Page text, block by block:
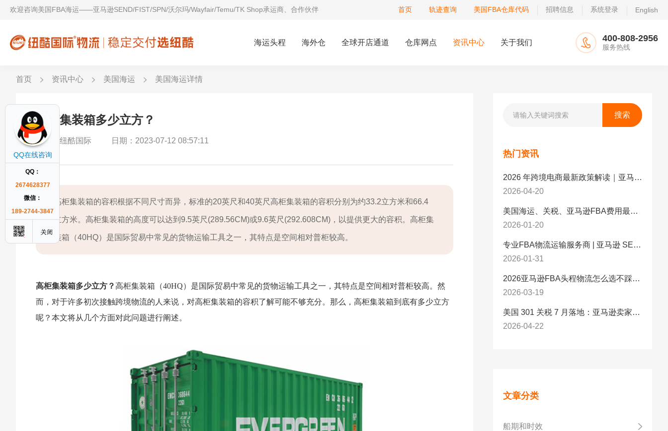
欢迎咨询美国FBA海运——亚马逊SEND/FIST/SPN/沃尔玛/Wayfair/Temu/TK Shop承运商、合作伙伴 首页 轨迹查询 美国FBA仓库代码 招聘信息 系统登录 English
海运头程 海外仓 全球开店通道 仓库网点 资讯中心 关于我们 400-808-2956
服务热线
首页 资讯中心 美国海运 美国海运详情
高柜集装箱多少立方？
作者：纽酷国际 日期：2023-07-12 08:57:11
高柜集装箱的容积根据不同尺寸而异，标准的20英尺和40英尺高柜集装箱的容积分别为约33.2立方米和66.4
立方米。高柜集装箱的高度可以达到9.5英尺(289.56CM)或9.6英尺(292.608CM)，以提供更大的容积。高柜集
装箱（40HQ）是国际贸易中常见的货物运输工具之一，其特点是空间相对普柜较高。
高柜集装箱多少立方 ？高柜集装箱（40HQ）是国际贸易中常见的货物运输工具之一，其特点是空间相对普柜较高。然
而，对于许多初次接触跨境物流的人来说，对高柜集装箱的容积了解可能不够充分。那么，高柜集装箱到底有多少立方
呢？本文将从几个方面对此问题进行阐述。
热门资讯
2026 年跨境电商最新政策解读｜亚马逊卖家必看：合规、成本与物流新机遇
2026-04-20
美国海运、关税、亚马逊FBA费用最新政策解读与应对策略（2026版）
2026-01-20
专业FBA物流运输服务商 | 亚马逊 SEND 官方合作伙伴纽酷国际物流
2026-01-31
2026亚马逊FBA头程物流怎么选不踩坑？SEND/FIST/SPN官方认证物流商，只有这家敢承诺“准达率第一”
2026-03-19
美国 301 关税 7 月落地：亚马逊卖家必看的 5 项合规标准与稳交付方案
2026-04-22
文章分类
船期和时效
QQ在线咨询
QQ：
2674628377
微信：
189-2744-3847